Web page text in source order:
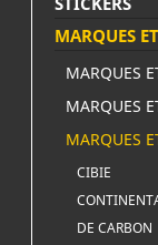
MARQUES
MARQUES
MARQUES
MARQUES
CIBIE
DE CARBON